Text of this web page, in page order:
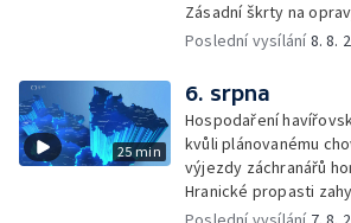
Zásadní škrty na
Zásadní škrty na
covidem — Úhyny ryb
teplotám — Problémy
v MS kraji nehrozí —
západonilskou
památek
Poslední vysílání8. 8.
25 min
6. srpna
Hospodaření
kvůli plánovanému
výjezdy záchranářů
Hranické propasti
vody ke koupání —